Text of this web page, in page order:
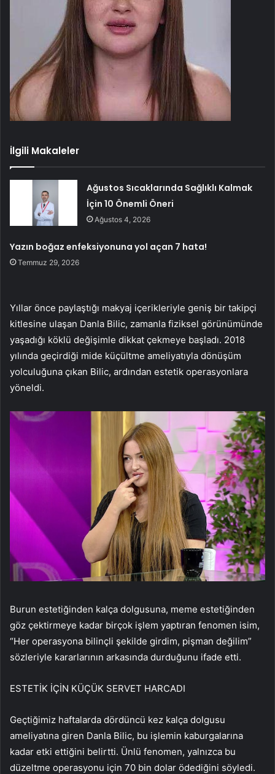
İlgili Makaleler
Ağustos Sıcaklarında Sağlıklı Kalmak
İçin 10 Önemli Öneri
Ağustos 4, 2026
Yazın boğaz enfeksiyonuna yol açan 7 hata!
Temmuz 29, 2026
Yıllar önce paylaştığı makyaj içerikleriyle geniş bir takipçi
kitlesine ulaşan Danla Bilic, zamanla fiziksel görünümünde
yaşadığı köklü değişimle dikkat çekmeye başladı. 2018
yılında geçirdiği mide küçültme ameliyatıyla dönüşüm
yolculuğuna çıkan Bilic, ardından estetik operasyonlara
yöneldi.
Burun estetiğinden kalça dolgusuna, meme estetiğinden
göz çektirmeye kadar birçok işlem yaptıran fenomen isim,
“Her operasyona bilinçli şekilde girdim, pişman değilim”
sözleriyle kararlarının arkasında durduğunu ifade etti.
ESTETİK İÇİN KÜÇÜK SERVET HARCADI
Geçtiğimiz haftalarda dördüncü kez kalça dolgusu
ameliyatına giren Danla Bilic, bu işlemin kaburgalarına
kadar etki ettiğini belirtti. Ünlü fenomen, yalnızca bu
düzeltme operasyonu için 70 bin dolar ödediğini söyledi.